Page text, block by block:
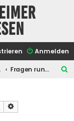
Anmelden
Fragen rund um das Forum
Suche